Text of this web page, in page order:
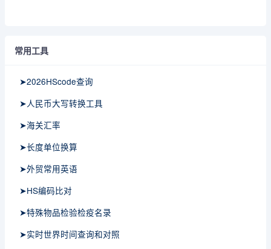
常用工具
➤2026HScode查询
➤人民币大写转换工具
➤海关汇率
➤长度单位换算
➤外贸常用英语
➤HS编码比对
➤特殊物品检验检疫名录
➤实时世界时间查询和对照